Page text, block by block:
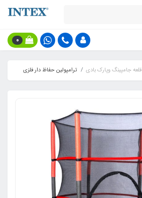
0
قلعه جامپینگ وپارک بادی ترامپولین حفاظ دار فلزی